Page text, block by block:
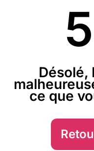
Désolé,
ce que